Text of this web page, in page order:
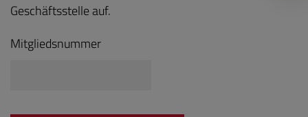
Geschäftsstelle auf.
Mitgliedsnummer